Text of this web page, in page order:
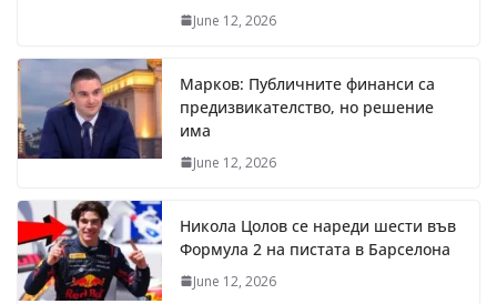
June 12, 2026
Марков: Публичните финанси са
предизвикателство, но решение
има
June 12, 2026
Никола Цолов се нареди шести във
Формула 2 на пистата в Барселона
June 12, 2026